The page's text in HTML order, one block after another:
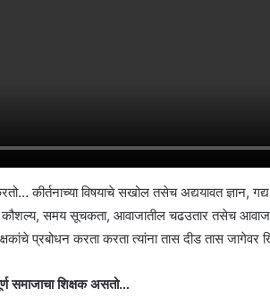
कीर्तनाच्या विषयाचे सखोल तसेच अद्ययावत ज्ञान,
कौशल्य, समय सूचकता, आवाजातील चढउतार तसेच
प्रबोधन करता करता त्यांना तास दीड तास
समाजाचा शिक्षक असतो…